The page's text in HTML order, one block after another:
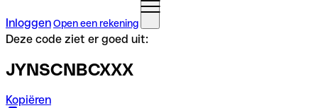
InloggenOpen een rekening
Deze code ziet er goed uit:
JYNSCNBCXXX
Kopiëren